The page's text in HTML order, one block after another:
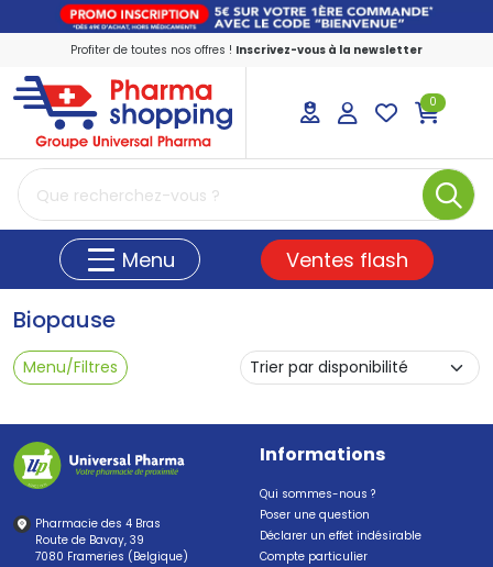
Profiter de toutes nos offres ! Inscrivez-vous à la newsletter
PharmaShopping Votre pharmacie en
0
Menu Ventes flash
Biopause
Menu/Filtres
Pharmacie des 4 Bras
Route de Bavay, 39
7080 Frameries (Belgique)
Informations
Qui sommes-nous ?
Poser une question
Déclarer un effet indésirable
Compte particulier